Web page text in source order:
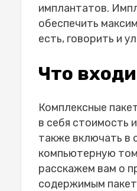
имплантатов.
обеспечить
есть, говорить и
Что
Комплексные
в себя стоимость
также включать в
компьютерную
расскажем вам о
содержимым